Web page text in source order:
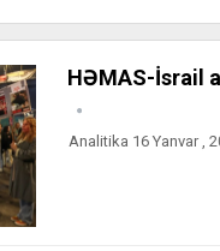
HƏMAS-İsrail
Analitika 16 Yanvar ,